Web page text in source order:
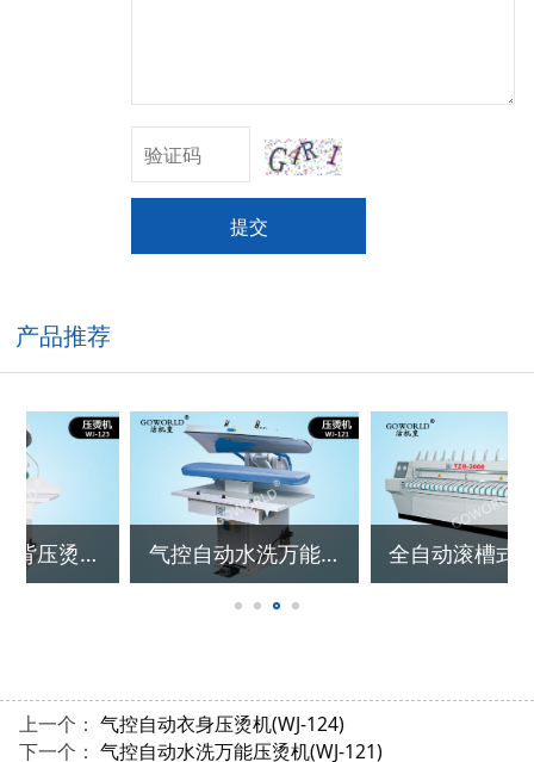
提交
产品推荐
气控自动水洗万能压烫机(WJ-121) 全自动滚槽式烫平机
上一个： 气控自动衣身压烫机(WJ-124)
下一个： 气控自动水洗万能压烫机(WJ-121)